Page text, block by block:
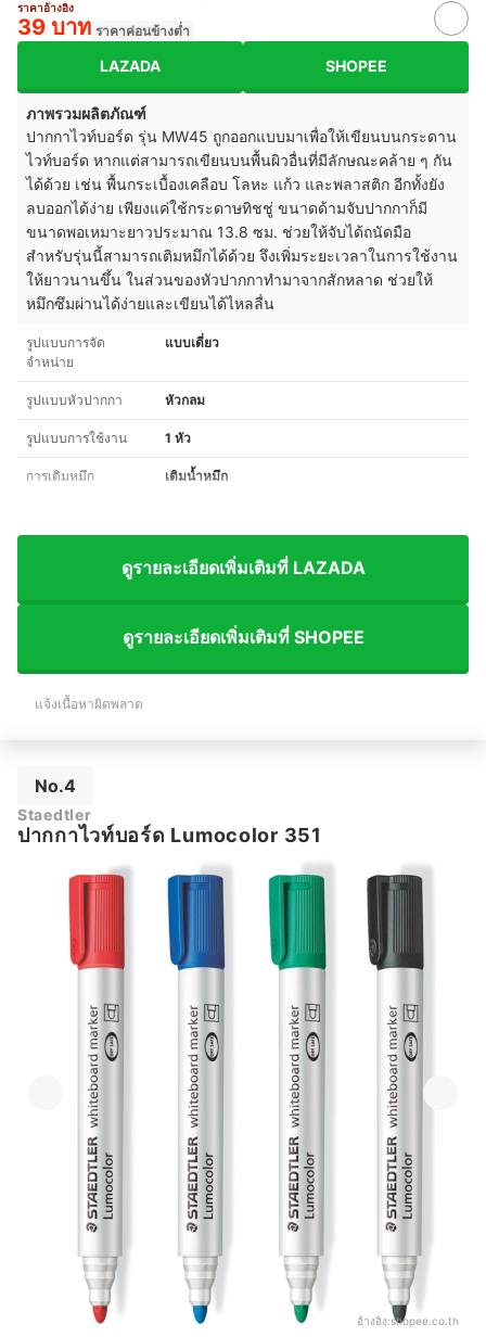
ราคาอ้างอิง
39 บาท ราคาค่อนข้างต่ำ
LAZADA SHOPEE
ภาพรวมผลิตภัณฑ์
ปากกาไวท์บอร์ด รุ่น MW45 ถูกออกแบบมาเพื่อให้เขียนบนกระดาน
ไวท์บอร์ด หากแต่สามารถเขียนบนพื้นผิวอื่นที่มีลักษณะคล้าย ๆ กัน
ได้ด้วย เช่น พื้นกระเบื้องเคลือบ โลหะ แก้ว และพลาสติก อีกทั้งยัง
ลบออกได้ง่าย เพียงแค่ใช้กระดาษทิชชู่ ขนาดด้ามจับปากกาก็มี
ขนาดพอเหมาะยาวประมาณ 13.8 ซม. ช่วยให้จับได้ถนัดมือ
สำหรับรุ่นนี้สามารถเติมหมึกได้ด้วย จึงเพิ่มระยะเวลาในการใช้งาน
ให้ยาวนานขึ้น ในส่วนของหัวปากกาทำมาจากสักหลาด ช่วยให้
หมึกซึมผ่านได้ง่ายและเขียนได้ไหลลื่น
รูปแบบการจัด
จำหน่าย
แบบเดี่ยว
รูปแบบหัวปากกา หัวกลม
รูปแบบการใช้งาน 1 หัว
การเติมหมึก เติมน้ำหมึก
ดูรายละเอียดเพิ่มเติมที่ LAZADA
ดูรายละเอียดเพิ่มเติมที่ SHOPEE
แจ้งเนื้อหาผิดพลาด
No.4
Staedtler
ปากกาไวท์บอร์ด Lumocolor 351
อ้างอิง:shopee.co.th